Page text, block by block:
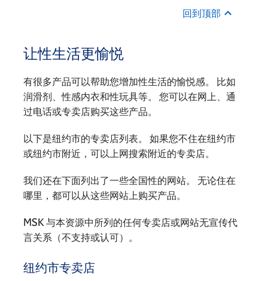
回到顶部
让性生活更愉悦
有很多产品可以帮助您增加性生活的愉悦感。 比如
润滑剂、性感内衣和性玩具等。 您可以在网上、通
过电话或专卖店购买这些产品。
以下是纽约市的专卖店列表。 如果您不住在纽约市
或纽约市附近，可以上网搜索附近的专卖店。
我们还在下面列出了一些全国性的网站。 无论住在
哪里，都可以从这些网站上购买产品。
MSK 与本资源中所列的任何专卖店或网站无宣传代
言关系（不支持或认可）。
纽约市专卖店